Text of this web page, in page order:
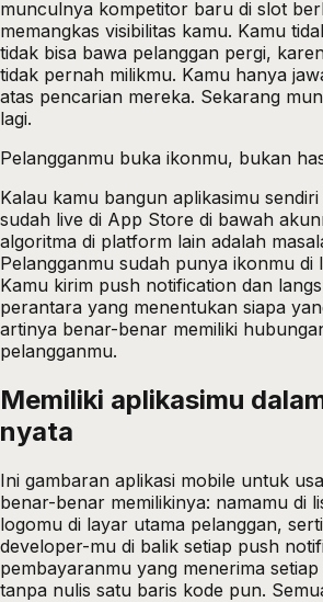
munculnya kompetitor baru di slot
memangkas visibilitas kamu. Kamu
tidak bisa bawa pelanggan pergi,
tidak pernah milikmu. Kamu hanya
atas pencarian mereka. Sekarang
lagi.
Pelangganmu buka ikonmu, bukan
Kalau kamu bangun aplikasimu
sudah live di App Store di bawah
algoritma di platform lain adalah
Pelangganmu sudah punya ikonmu di
Kamu kirim push notification dan
perantara yang menentukan siapa
artinya benar-benar memiliki
pelangganmu.
Memiliki aplikasimu
nyata
Ini gambaran aplikasi mobile untuk
benar-benar memilikinya: namamu di
logomu di layar utama pelanggan,
developer-mu di balik setiap push
pembayaranmu yang menerima
tanpa nulis satu baris kode pun.